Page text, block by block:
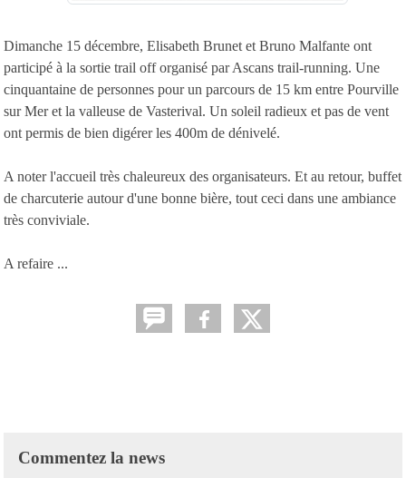
Dimanche 15 décembre, Elisabeth Brunet et Bruno Malfante ont
participé à la sortie trail off organisé par Ascans trail-running. Une
cinquantaine de personnes pour un parcours de 15 km entre Pourville
sur Mer et la valleuse de Vasterival. Un soleil radieux et pas de vent
ont permis de bien digérer les 400m de dénivelé.
A noter l'accueil très chaleureux des organisateurs. Et au retour, buffet
de charcuterie autour d'une bonne bière, tout ceci dans une ambiance
très conviviale.
A refaire ...
Commentez la news